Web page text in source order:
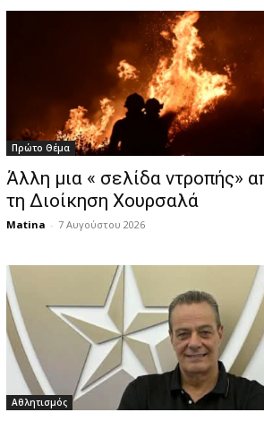
Πρώτο Θέμα
Άλλη μια « σελίδα ντροπής»
τη Διοίκηση Χουρσαλά
Matina - 7 Αυγούστου 2026
Αθλητισμός